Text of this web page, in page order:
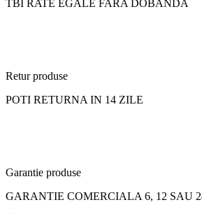
TBI RATE EGALE FARA DOBANDA
Retur produse
POTI RETURNA IN 14 ZILE
Garantie produse
GARANTIE COMERCIALA 6, 12 SAU